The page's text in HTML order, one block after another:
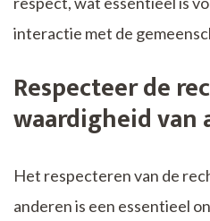
interactie met de
Respecteer de
waardigheid van
Het respecteren van de
anderen is een essentieel